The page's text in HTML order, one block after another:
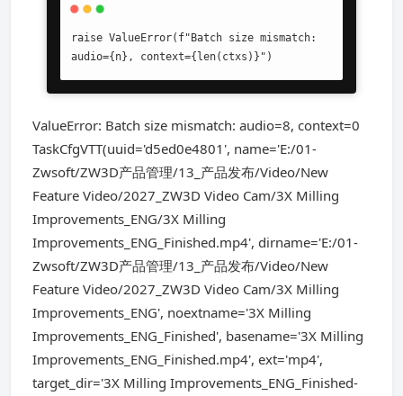
raise ValueError(f"Batch size mismatch:
audio={n}, context={len(ctxs)}")
ValueError: Batch size mismatch: audio=8, context=0
TaskCfgVTT(uuid='d5ed0e4801', name='E:/01-
Zwsoft/ZW3D产品管理/13_产品发布/Video/New
Feature Video/2027_ZW3D Video Cam/3X Milling
Improvements_ENG/3X Milling
Improvements_ENG_Finished.mp4', dirname='E:/01-
Zwsoft/ZW3D产品管理/13_产品发布/Video/New
Feature Video/2027_ZW3D Video Cam/3X Milling
Improvements_ENG', noextname='3X Milling
Improvements_ENG_Finished', basename='3X Milling
Improvements_ENG_Finished.mp4', ext='mp4',
target_dir='3X Milling Improvements_ENG_Finished-